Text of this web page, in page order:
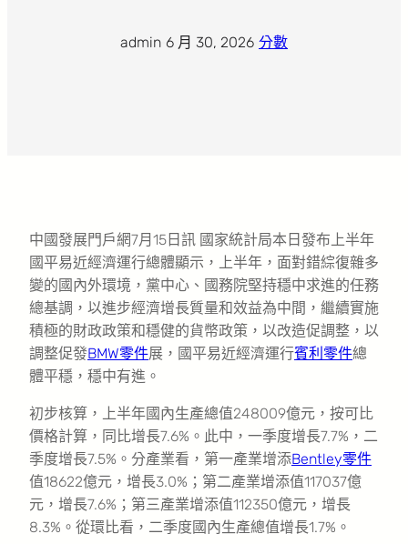
admin 6 月 30, 2026 分數
中國發展門戶網7月15日訊 國家統計局本日發布上半年
國平易近經濟運行總體顯示，上半年，面對錯綜復雜多
變的國內外環境，黨中心、國務院堅持穩中求進的任務
總基調，以進步經濟增長質量和效益為中間，繼續實施
積極的財政政策和穩健的貨幣政策，以改造促調整，以
調整促發BMW零件展，國平易近經濟運行賓利零件總
體平穩，穩中有進。
初步核算，上半年國內生產總值248009億元，按可比
價格計算，同比增長7.6%。此中，一季度增長7.7%，二
季度增長7.5%。分產業看，第一產業增添Bentley零件
值18622億元，增長3.0%；第二產業增添值117037億
元，增長7.6%；第三產業增添值112350億元，增長
8.3%。從環比看，二季度國內生產總值增長1.7%。